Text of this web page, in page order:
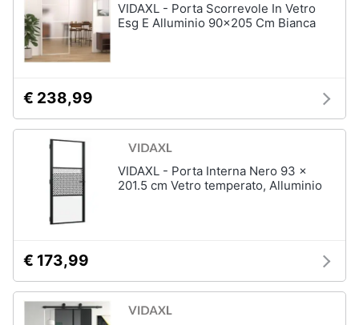
VIDAXL - Porta Scorrevole In Vetro
Esg E Alluminio 90x205 Cm Bianca
€ 238,99
VIDAXL - Porta Interna Nero 93 x
201.5 cm Vetro temperato, Alluminio
€ 173,99